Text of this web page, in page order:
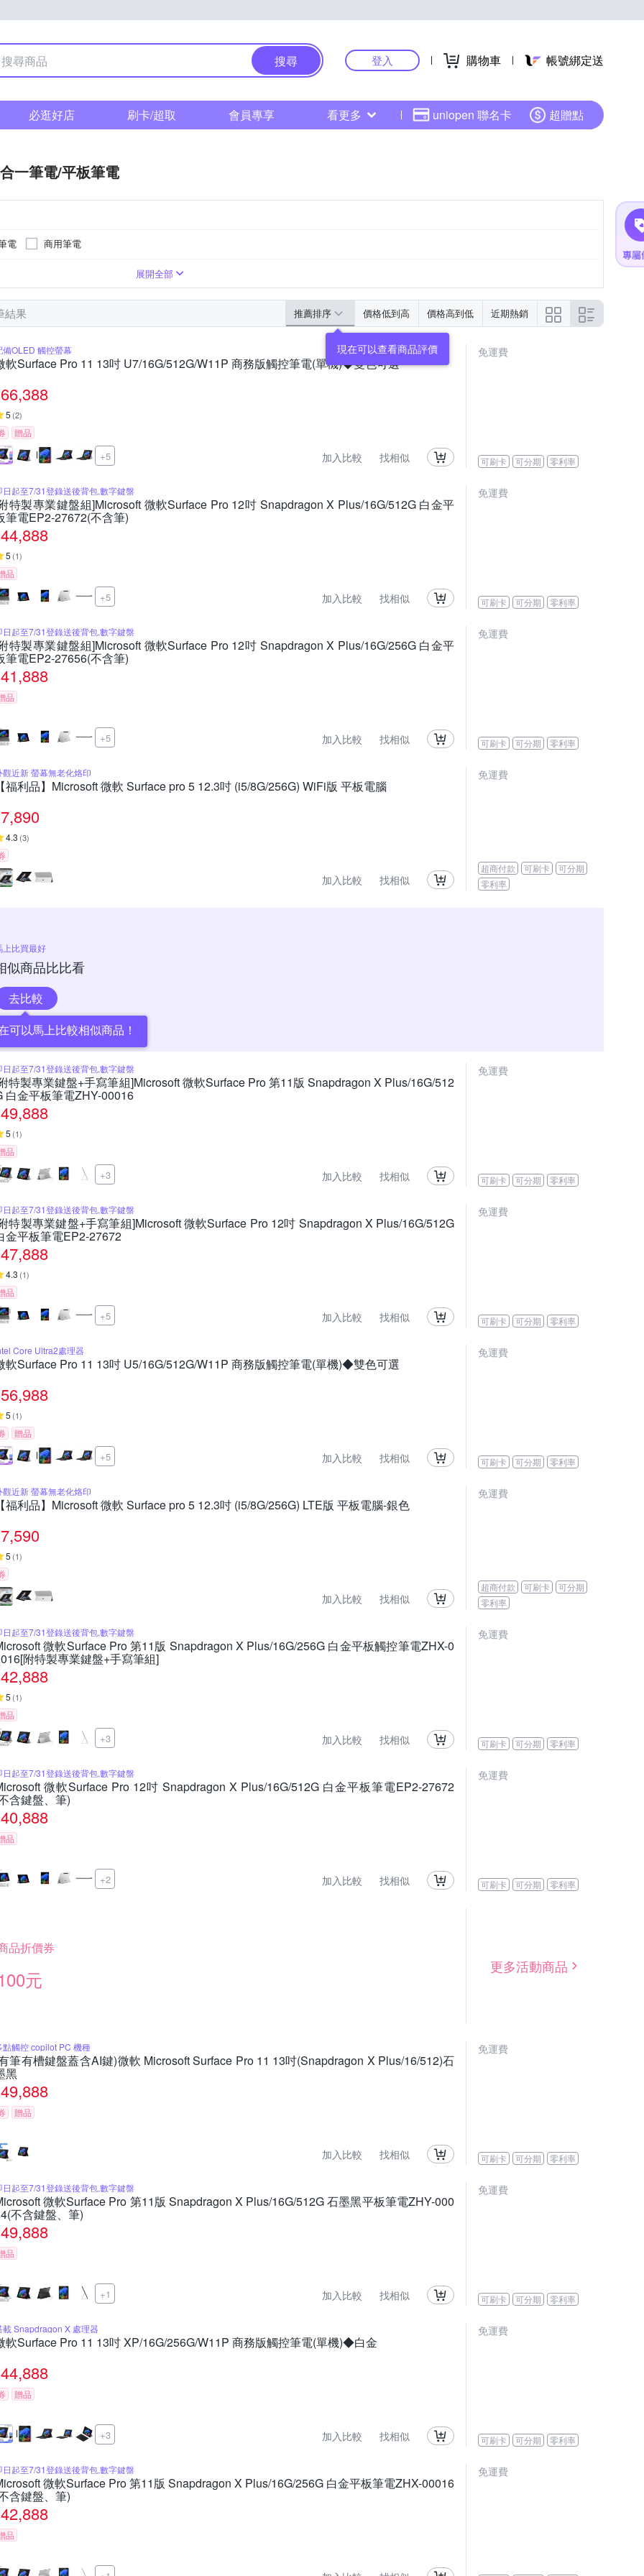
搜尋 登入 購物車 帳號綁定送
必逛好店 刷卡/超取 會員專享 看更多 uniopen 聯名卡 超贈點
一筆電/平板筆電
電 商用筆電
Qualcomm Adreno X2-45 GPU
128GBCore Ultra 5
展開全部
結果 推薦排序 價格低到高 價格高到低 近期熱銷
備OLED 觸控螢幕
軟Surface Pro 11 13吋 U7/16G/512G/W11P 商務版觸控筆電(單機)◆雙色可選
66,388
5 (2)
贈品
+5 加入比較 找相似
免運費
可刷卡 可分期 零利率
日起至7/31登錄送後背包,數字鍵盤
特製專業鍵盤組]Microsoft 微軟Surface Pro 12吋 Snapdragon X Plus/16G/512G 白金平
筆電EP2-27672(不含筆)
44,888
5 (1)
品
+5 加入比較 找相似
免運費
可刷卡 可分期 零利率
日起至7/31登錄送後背包,數字鍵盤
特製專業鍵盤組]Microsoft 微軟Surface Pro 12吋 Snapdragon X Plus/16G/256G 白金平
筆電EP2-27656(不含筆)
41,888
品
+5 加入比較 找相似
免運費
可刷卡 可分期 零利率
觀近新 螢幕無老化烙印
福利品】Microsoft 微軟 Surface pro 5 12.3吋 (i5/8G/256G) WiFi版 平板電腦
7,890
4.3 (3)
加入比較 找相似
免運費
超商付款 可刷卡
可分期
零利率
上比買最好
似商品比比看
去比較
可以馬上比較相似商品！
日起至7/31登錄送後背包,數字鍵盤
特製專業鍵盤+手寫筆組]Microsoft 微軟Surface Pro 第11版 Snapdragon X Plus/16G/512
白金平板筆電ZHY-00016
49,888
5 (1)
品
+3 加入比較 找相似
免運費
可刷卡 可分期 零利率
日起至7/31登錄送後背包,數字鍵盤
特製專業鍵盤+手寫筆組]Microsoft 微軟Surface Pro 12吋 Snapdragon X Plus/16G/512G
金平板筆電EP2-27672
47,888
4.3 (1)
品
+5 加入比較 找相似
免運費
可刷卡 可分期 零利率
Core Ultra2處理器
軟Surface Pro 11 13吋 U5/16G/512G/W11P 商務版觸控筆電(單機)◆雙色可選
56,988
5 (1)
贈品
+5 加入比較 找相似
免運費
可刷卡 可分期 零利率
觀近新 螢幕無老化烙印
福利品】Microsoft 微軟 Surface pro 5 12.3吋 (i5/8G/256G) LTE版 平板電腦-銀色
7,590
5 (1)
加入比較 找相似
免運費
超商付款 可刷卡
可分期
零利率
日起至7/31登錄送後背包,數字鍵盤
微軟Surface Pro 第11版 Snapdragon X Plus/16G/256G 白金平板觸控筆電ZHX-0
附特製專業鍵盤+手寫筆組]
42,888
5 (1)
品
+3 加入比較 找相似
免運費
可刷卡 可分期 零利率
日起至7/31登錄送後背包,數字鍵盤
微軟Surface Pro 12吋 Snapdragon X Plus/16G/512G 白金平板筆電EP2-27672
含鍵盤、筆)
40,888
品
+2 加入比較 找相似
免運費
可刷卡 可分期 零利率
品折價券
元
更多活動商品
點觸控 copilot PC 機種
筆有槽鍵盤蓋含AI鍵)微軟 Microsoft Surface Pro 11 13吋(Snapdragon X Plus/16/512)石
黑
49,888
贈品
加入比較 找相似
免運費
可刷卡 可分期 零利率
日起至7/31登錄送後背包,數字鍵盤
微軟Surface Pro 第11版 Snapdragon X Plus/16G/512G 石墨黑平板筆電ZHY-000
不含鍵盤、筆)
49,888
品
+1 加入比較 找相似
免運費
可刷卡 可分期 零利率
載 Snapdragon X 處理器
軟Surface Pro 11 13吋 XP/16G/256G/W11P 商務版觸控筆電(單機)◆白金
44,888
贈品
+3 加入比較 找相似
免運費
可刷卡 可分期 零利率
日起至7/31登錄送後背包,數字鍵盤
微軟Surface Pro 第11版 Snapdragon X Plus/16G/256G 白金平板筆電ZHX-00016
含鍵盤、筆)
42,888
品
免運費